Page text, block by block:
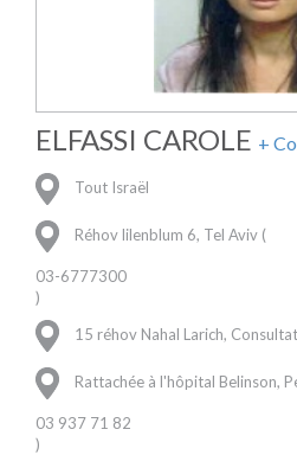
ELFASSI CAROLE +
Tout Israël
Réhov lilenblum 6, Tel Aviv (
03-6777300
)
15 réhov Nahal Larich,
Rattachée à l'hôpital Belinson,
03 937 71 82
)